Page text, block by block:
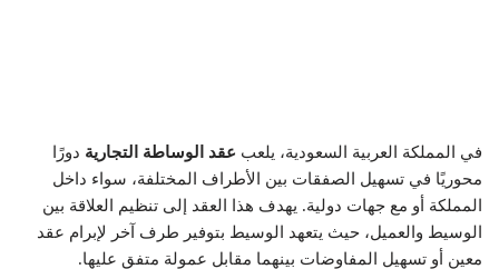
في المملكة العربية السعودية، يلعب عقد الوساطة التجارية دورًا
محوريًا في تسهيل الصفقات بين الأطراف المختلفة، سواء داخل
المملكة أو مع جهات دولية. يهدف هذا العقد إلى تنظيم العلاقة بين
الوسيط والعميل، حيث يتعهد الوسيط بتوفير طرف آخر لإبرام عقد
معين أو تسهيل المفاوضات بينهما مقابل عمولة متفق عليها.